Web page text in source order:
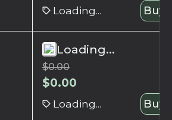
Loading... Buy
Loading...
$0.00
$0.00
Loading... Buy